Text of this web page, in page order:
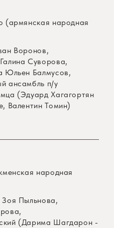
(армянская народная
Воронов,
Суворова,
Юльен Балмусов,
ансамбль п/у
(Эдуард Хагагортян
Валентин Томин)
народная
Пыльнова,
(Дарима Шагдарон -